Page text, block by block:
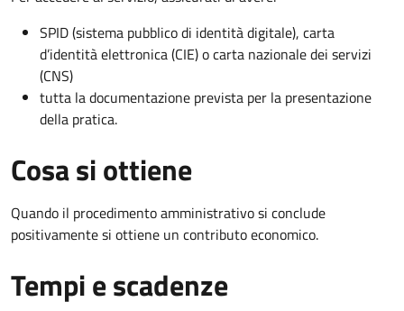
SPID (sistema pubblico di identità digitale), carta
d’identità elettronica (CIE) o carta nazionale dei servizi
(CNS)
tutta la documentazione prevista per la presentazione
della pratica.
Cosa si ottiene
Quando il procedimento amministrativo si conclude
positivamente si ottiene un contributo economico.
Tempi e scadenze